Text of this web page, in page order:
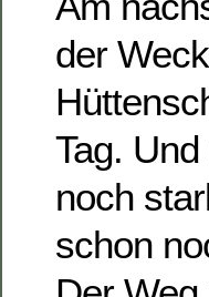
der
Tag.
noch
schon